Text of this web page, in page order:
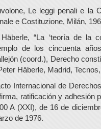
Le leggi penali e la
e Costituzione, Milán,
“La ‘teoría de la
de los cincuenta
(coord.), Derecho
Häberle, Madrid,
Internacional de
ratificación y adhesión
A (XXI), de 16 de
de 1976.